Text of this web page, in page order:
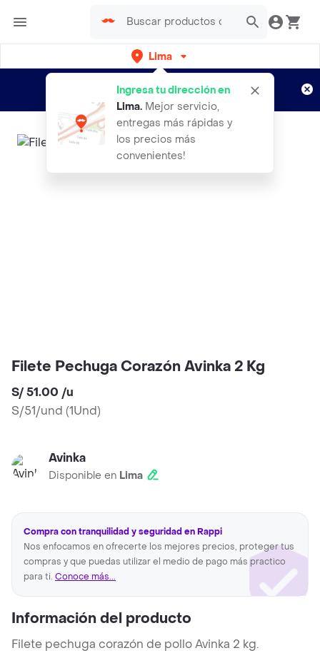
Lima
Ingresa tu dirección en
Lima. Mejor servicio,
entregas más rápidas y
los precios más
convenientes!
envíos gratis por semanas
Aplican TyC
Filete Pechuga Corazón Avinka 2 Kg
S/ 51.00 /u
S/51/und (1Und)
Avinka
Disponible en Lima
Compra con tranquilidad y seguridad en Rappi
Nos enfocamos en ofrecerte los mejores precios, proteger tus
compras y que puedas utilizar el medio de pago más practico
para ti. Conoce más...
Información del producto
Filete pechuga corazón de pollo Avinka 2 kg.